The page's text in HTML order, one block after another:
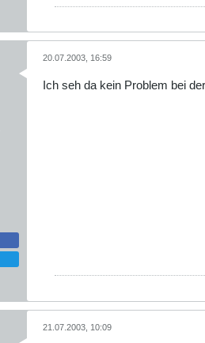
20.07.2003, 16:59
Ich seh da kein Problem bei
21.07.2003, 10:09